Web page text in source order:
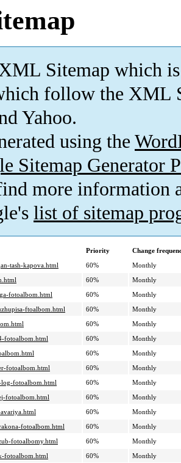
Sitemap which is
follow the XML
Yahoo.
using the
Sitemap Generator
more information
list of sitemap
Priority
Change
tash-kapova.html
60%
Monthly
60%
Monthly
fotoalbom.html
60%
Monthly
ftoalbom.html
60%
Monthly
60%
Monthly
fotoalbom.html
60%
Monthly
60%
Monthly
fotoalbom.html
60%
Monthly
fotoalbom.html
60%
Monthly
fotoalbom.html
60%
Monthly
60%
Monthly
fotoalbom.html
60%
Monthly
fotoalbomy.html
60%
Monthly
fotoalbom.html
60%
Monthly